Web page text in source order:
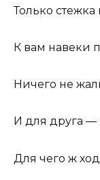
Только стежка
К вам навеки
Hичего не
И для друга —
Для чего ж